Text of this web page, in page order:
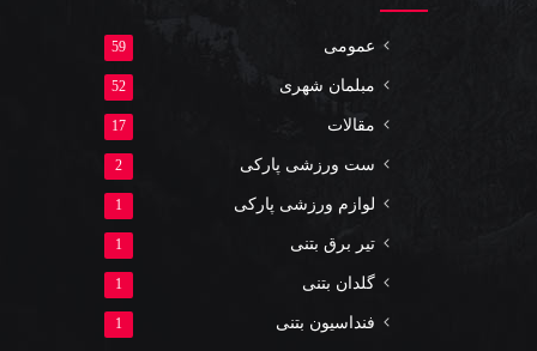
عمومی 59
مبلمان شهری 52
مقالات 17
ست ورزشی پارکی 2
لوازم ورزشی پارکی 1
تیر برق بتنی 1
گلدان بتنی 1
فنداسیون بتنی 1